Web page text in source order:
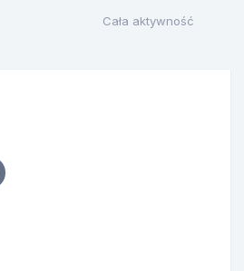
Cała aktywność